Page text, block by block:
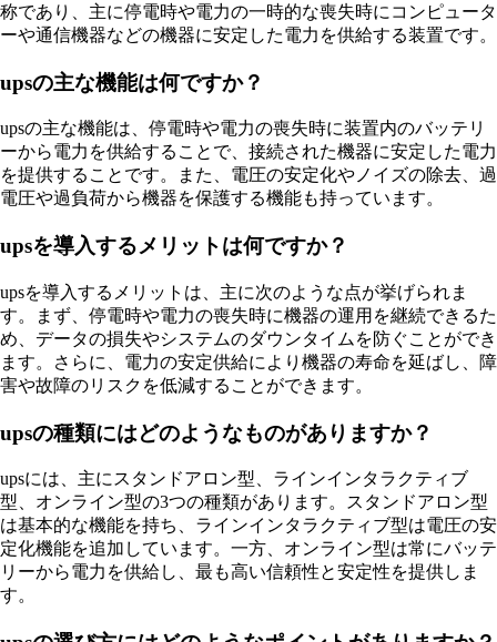
称であり、主に停電時や電力の一時的な喪失時にコンピュータ
ーや通信機器などの機器に安定した電力を供給する装置です。
upsの主な機能は何ですか？
upsの主な機能は、停電時や電力の喪失時に装置内のバッテリ
ーから電力を供給することで、接続された機器に安定した電力
を提供することです。また、電圧の安定化やノイズの除去、過
電圧や過負荷から機器を保護する機能も持っています。
upsを導入するメリットは何ですか？
upsを導入するメリットは、主に次のような点が挙げられま
す。まず、停電時や電力の喪失時に機器の運用を継続できるた
め、データの損失やシステムのダウンタイムを防ぐことができ
ます。さらに、電力の安定供給により機器の寿命を延ばし、障
害や故障のリスクを低減することができます。
upsの種類にはどのようなものがありますか？
upsには、主にスタンドアロン型、ラインインタラクティブ
型、オンライン型の3つの種類があります。スタンドアロン型
は基本的な機能を持ち、ラインインタラクティブ型は電圧の安
定化機能を追加しています。一方、オンライン型は常にバッテ
リーから電力を供給し、最も高い信頼性と安定性を提供しま
す。